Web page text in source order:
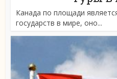
Канада по площади
государств в мире, оно...